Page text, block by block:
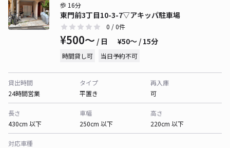
東門前3丁目10-3-7▽アキッパ駐車場
歩 16分
0 / 0件
¥500〜 / 日 ¥50〜 / 15分
時間貸し可 当日予約不可
貸出時間
24時間営業
タイプ
平置き
再入庫
可
長さ
430cm 以下
車幅
250cm 以下
高さ
220cm 以下
対応車種